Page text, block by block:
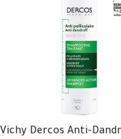
Vichy Dercos Anti-